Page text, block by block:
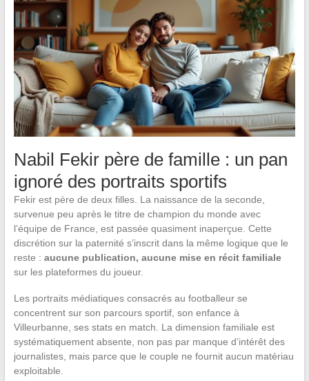
Nabil Fekir père de famille : un pan
ignoré des portraits sportifs
Fekir est père de deux filles. La naissance de la seconde,
survenue peu après le titre de champion du monde avec
l’équipe de France, est passée quasiment inaperçue. Cette
discrétion sur la paternité s’inscrit dans la même logique que le
reste : aucune publication, aucune mise en récit familiale
sur les plateformes du joueur.
Les portraits médiatiques consacrés au footballeur se
concentrent sur son parcours sportif, son enfance à
Villeurbanne, ses stats en match. La dimension familiale est
systématiquement absente, non pas par manque d’intérêt des
journalistes, mais parce que le couple ne fournit aucun matériau
exploitable.